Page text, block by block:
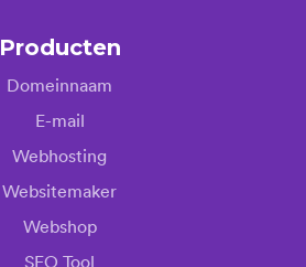
Producten
Domeinnaam
E-mail
Webhosting
Websitemaker
Webshop
SEO Tool